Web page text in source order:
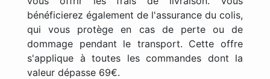
bénéficierez également de l'assurance du colis,
qui vous protège en cas de perte ou de
dommage pendant le transport. Cette offre
s'applique à toutes les commandes dont la
valeur dépasse 69€.